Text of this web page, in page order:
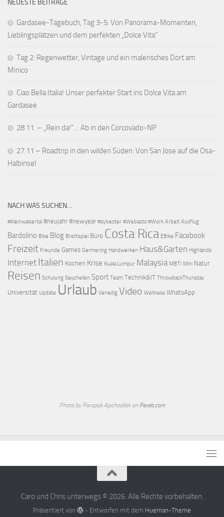
NEUESTE BEITRÄGE
Gardasee-Tagebuch, Tag 3-5: Von Panorama-Momenten,
Lieblingsplätzen und dem perfekten „Dolce Vita“
Tag 2: Regenwetter, Vintage und ein malerisches Dort am
Minico
Ciao Bella Italia! Unser perfekter Start ins Dolce Vita am
Gardasee
28.11. – „Rein da!“… Ab in den Corcovado-NP
27.11 – Roadtrip in den wilden Süden: Von San Jose auf die Osa-
Halbinsel
NACH WAS SUCHEN…
#Kleinwalsertal #neujahr #newyear #sylvester #Webasto #Work Arbeit Ausflug
Bardolino Bike Blog Brettspiel Büro Costa Rica EBike Facebook
Freizeit Freunde Games Germering Handwerken Haus&Garten Highlands
Internet Italien Kochen Krise Kuala Lumpur Malaysia MBTI Mini Natur
Reisen Schulung Seychellen Sport Team Technik&IT ThrowbackThursday
Universität Update Urlaub Venedig Video Wellness WhatsApp
Photo by Porapak Apichodilok on Pexels.com
Caro und Chris unterwegs © 2026. Alle Rechte vorbehalten.
Präsentiert von - Entworfen mit dem Hueman-Theme